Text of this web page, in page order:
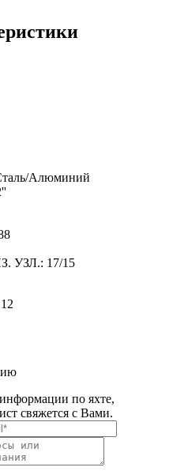
Алюминий
УЗЛ.: 17/15
12
по яхте,
свяжется с Вами.